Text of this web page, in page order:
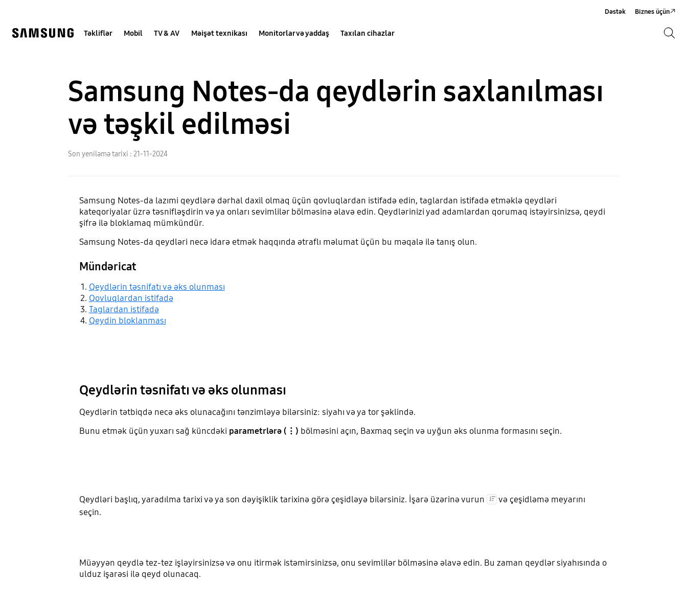
help
Təkliflər Mobil TV & AV Məişət texnikası Monitorlar və yaddaş Taxılan cihazlar
Dəstək Biznes üçün
Samsung Notes-da qeydlərin saxlanılması
və təşkil edilməsi
Son yeniləmə tarixi : 21-11-2024
Samsung Notes-da lazımi qeydlərə dərhal daxil olmaq üçün qovluqlardan istifadə edin, taglardan istifadə etməklə qeydləri
kateqoriyalar üzrə təsnifləşdirin və ya onları sevimlilər bölməsinə əlavə edin. Qeydlərinizi yad adamlardan qorumaq istəyirsinizsə, qeydi
şifrə ilə bloklamaq mümkündür.
Samsung Notes-da qeydləri necə idarə etmək haqqında ətraflı məlumat üçün bu məqalə ilə tanış olun.
Mündəricat
Qeydlərin təsnifatı və əks olunması
Qovluqlardan istifadə
Taglardan istifadə
Qeydin bloklanması
Qeydlərin təsnifatı və əks olunması
Qeydlərin tətbiqdə necə əks olunacağını tənzimləyə bilərsiniz: siyahı və ya tor şəklində.
Bunu etmək üçün yuxarı sağ küncdəki parametrlərə (⋮) bölməsini açın, Baxmaq seçin və uyğun əks olunma formasını seçin.
Qeydləri başlıq, yaradılma tarixi və ya son dəyişiklik tarixinə görə çeşidləyə bilərsiniz. İşarə üzərinə vurun
və çeşidləmə meyarını
seçin.
Müəyyən qeydlə tez-tez işləyirsinizsə və onu itirmək istəmirsinizsə, onu sevimlilər bölməsinə əlavə edin. Bu zaman qeydlər siyahısında o
ulduz işarəsi ilə qeyd olunacaq.